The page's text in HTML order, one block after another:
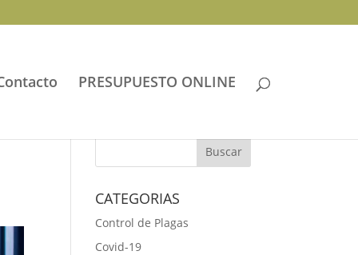
PRESUPUESTO ONLINE
CATEGORIAS
Control de Plagas
Covid-19